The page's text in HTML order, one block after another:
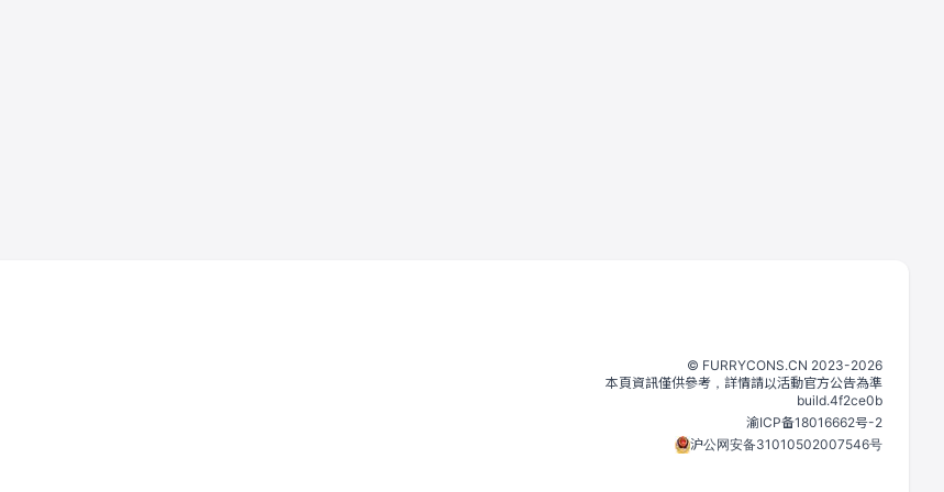
©️ FURRYCONS.CN 2023-2026
本頁資訊僅供參考，詳情請以活動官方公告為準
build.4f2ce0b
渝ICP备18016662号-2
沪公网安备31010502007546号